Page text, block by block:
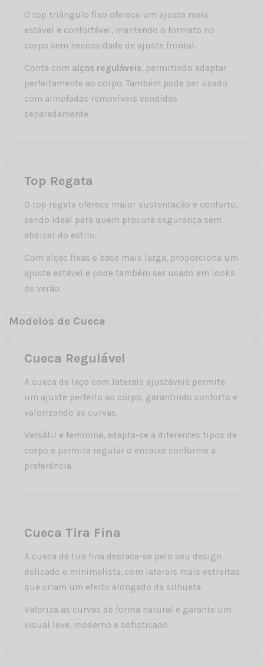
O top triângulo fixo oferece um ajuste mais
estável e confortável, mantendo o formato no
corpo sem necessidade de ajuste frontal.
Conta com alças reguláveis, permitindo adaptar
perfeitamente ao corpo. Também pode ser usado
com almofadas removíveis vendidas
separadamente.
Top Regata
O top regata oferece maior sustentação e conforto,
sendo ideal para quem procura segurança sem
abdicar do estilo.
Com alças fixas e base mais larga, proporciona um
ajuste estável e pode também ser usado em looks
de verão.
Modelos de Cueca
Cueca Regulável
A cueca de laço com laterais ajustáveis permite
um ajuste perfeito ao corpo, garantindo conforto e
valorizando as curvas.
Versátil e feminina, adapta-se a diferentes tipos de
corpo e permite regular o encaixe conforme a
preferência.
Cueca Tira Fina
A cueca de tira fina destaca-se pelo seu design
delicado e minimalista, com laterais mais estreitas
que criam um efeito alongado da silhueta.
Valoriza as curvas de forma natural e garante um
visual leve, moderno e sofisticado.